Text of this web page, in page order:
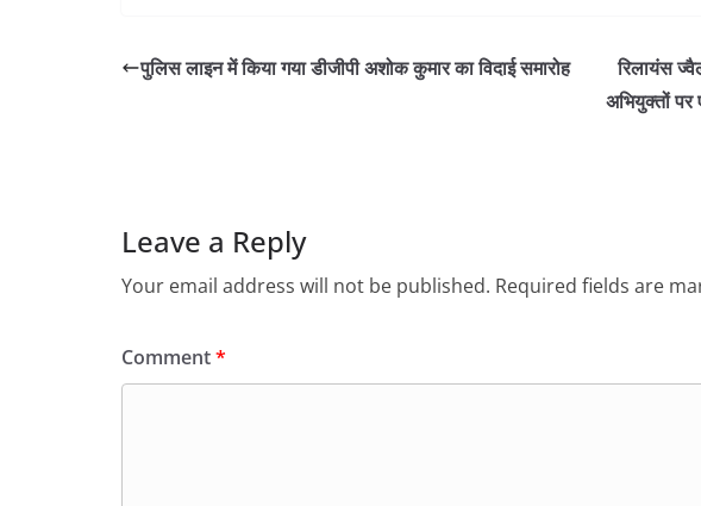
पुलिस लाइन में किया गया डीजीपी अशोक कुमार का विदाई समारोह
रिलायंस
अभियुक्तों पर
Leave a Reply
Your email address will not be published. Required fields are
Comment*